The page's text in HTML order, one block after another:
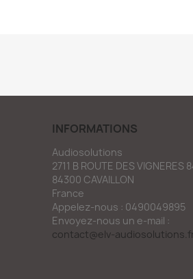
INFORMATIONS
Audiosolutions
2711 B ROUTE DES VIGNERES
84300 CAVAILLON
France
Appelez-nous : 0490049895
Envoyez-nous un e-mail :
contact@elv-